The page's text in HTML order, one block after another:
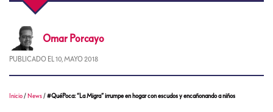
Omar Porcayo
PUBLICADO EL 10, MAYO 2018
Inicio / News /#QuéPoca: “La Migra” irrumpe en hogar con escudos y encañonando a niños